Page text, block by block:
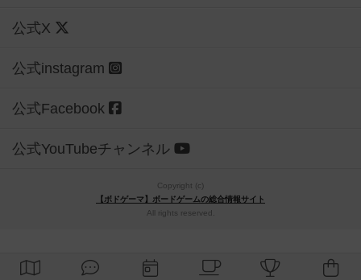
公式X
公式instagram
公式Facebook
公式YouTubeチャンネル
Copyright (c)
【ボドゲーマ】ボードゲームの総合情報サイト
All rights reserved.